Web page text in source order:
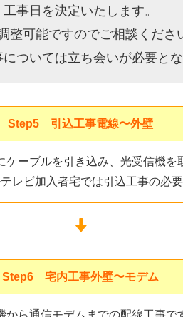
工事日を決定いたします。
整可能ですのでご相談くださ
ついては立ち会いが必要とな
Step5 引込工事電線〜外壁
ーブルを引き込み、光受信機を
レビ加入者宅では引込工事の必要
Step6 宅内工事外壁〜モデム